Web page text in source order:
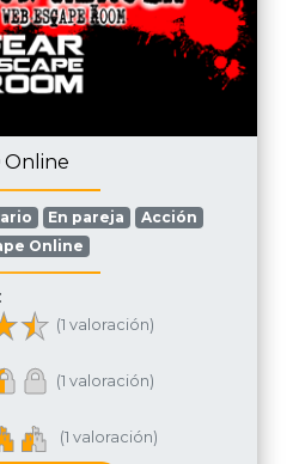
Online
En pareja
Acción
Online
(1 valoración)
(1 valoración)
(1 valoración)